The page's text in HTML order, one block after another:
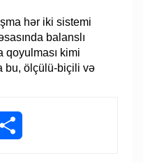
hər iki sistemi
balanslı
qoyulması kimi
bu, ölçülü-biçili və